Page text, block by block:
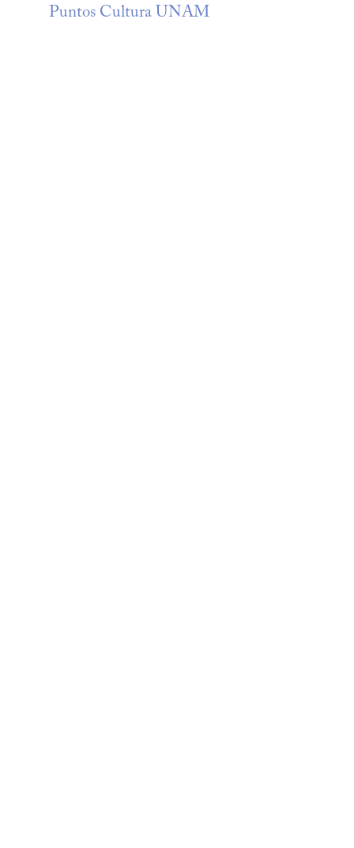
Puntos Cultura UNAM